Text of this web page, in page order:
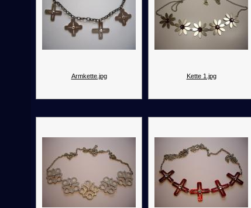
Armkette.jpg Kette 1.jpg